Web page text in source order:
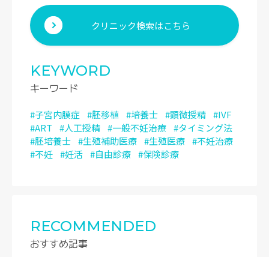
クリニック検索はこちら
KEYWORD
キーワード
#子宮内膜症 #胚移植 #培養士 #顕微授精 #IVF
#ART
#人工授精 #一般不妊治療 #タイミング法
#胚培養士 #生殖補助医療 #生殖医療 #不妊治療
#不妊 #妊活 #自由診療 #保険診療
RECOMMENDED
おすすめ記事